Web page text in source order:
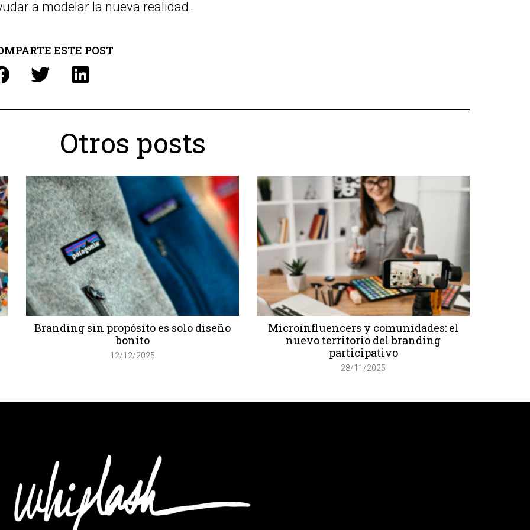
a modelar la nueva realidad.
ESTE POST
Otros posts
Branding sin propósito es solo diseño
bonito
12/12/2025
Microinfluencers y comunidades: el
nuevo territorio del branding
participativo
28/11/2025